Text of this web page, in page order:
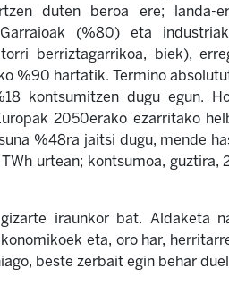
duten beroa ere; landa-
(%80) eta
berriztagarrikoa, biek),
%90 hartatik. Termino
kontsumitzen dugu egun.
2050erako ezarritako
%48ra jaitsi dugu, mende
urtean; kontsumoa, guztira,
iraunkor bat. Aldaketa
eta, oro har,
beste zerbait egin behar